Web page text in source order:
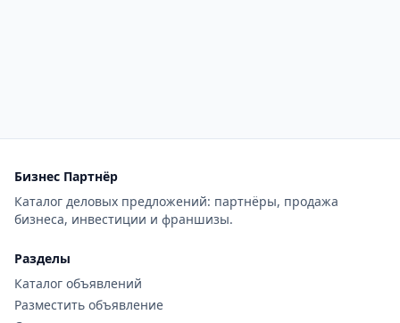
Бизнес Партнёр
Каталог деловых предложений: партнёры, продажа
бизнеса, инвестиции и франшизы.
Разделы
Каталог объявлений
Разместить объявление